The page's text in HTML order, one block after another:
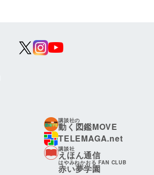
講談社の
動く図鑑MOVE
TELEMAGA.net
講談社
えほん通信
はやみねかおる FAN CLUB
赤い夢学園